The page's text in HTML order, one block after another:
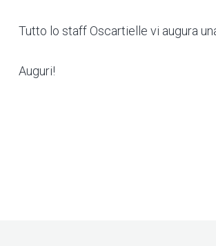
Tutto lo staff Oscartielle vi augura
Auguri!